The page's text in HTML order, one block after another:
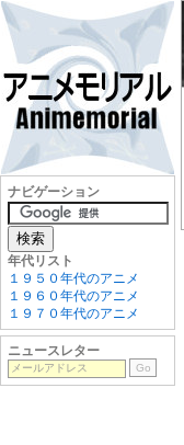
ナビゲーション
年代リスト
１９５０年代のアニメ
１９６０年代のアニメ
１９７０年代のアニメ
ニュースレター